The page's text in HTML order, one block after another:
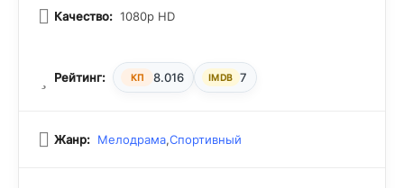
Качество: 1080p HD
Рейтинг: КП 8.016 IMDB 7
Жанр: Мелодрама,Спортивный